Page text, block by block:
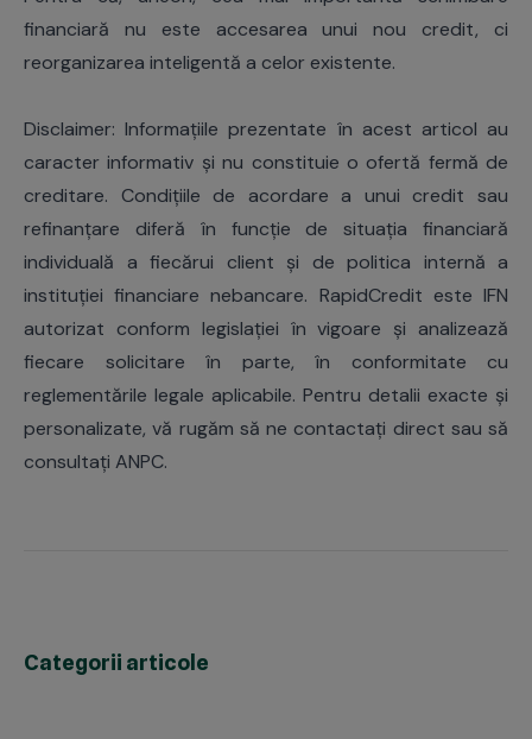
financiară nu este accesarea unui nou credit, ci
reorganizarea inteligentă a celor existente.
Disclaimer: Informațiile prezentate în acest articol au
caracter informativ și nu constituie o ofertă fermă de
creditare. Condițiile de acordare a unui credit sau
refinanțare diferă în funcție de situația financiară
individuală a fiecărui client și de politica internă a
instituției financiare nebancare. RapidCredit este IFN
autorizat conform legislației în vigoare și analizează
fiecare solicitare în parte, în conformitate cu
reglementările legale aplicabile. Pentru detalii exacte și
personalizate, vă rugăm să ne contactați direct sau să
consultați ANPC.
Categorii articole